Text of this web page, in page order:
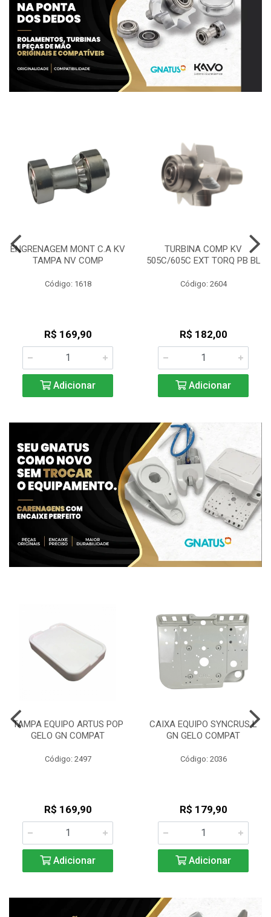
ENGRENAGEM MONT C.A KV
TAMPA NV COMP
Código: 1618
R$ 169,90
Adicionar
TURBINA COMP KV
505C/605C EXT TORQ PB BL
Código: 2604
R$ 182,00
Adicionar
TAMPA EQUIPO ARTUS POP
GELO GN COMPAT
Código: 2497
R$ 169,90
Adicionar
CAIXA EQUIPO SYNCRUS L
GN GELO COMPAT
Código: 2036
R$ 179,90
Adicionar